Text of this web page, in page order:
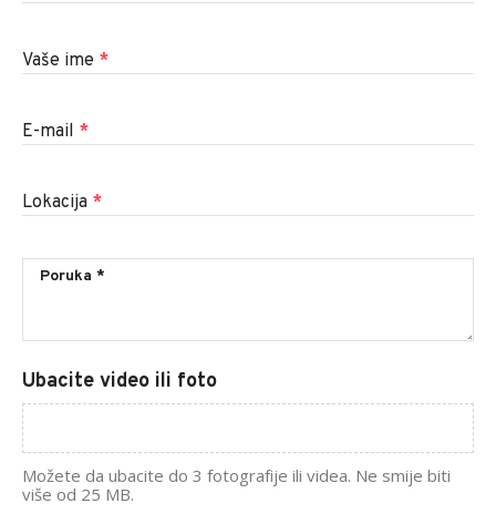
Vaše ime *
E-mail *
Lokacija *
Ubacite video ili foto
Možete da ubacite do 3 fotografije ili videa. Ne smije biti
više od 25 MB.